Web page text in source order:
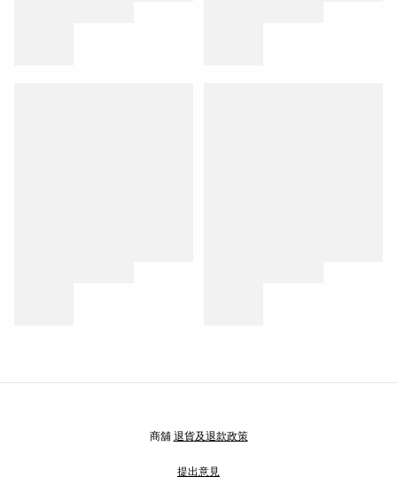
商舖 退貨及退款政策
提出意見